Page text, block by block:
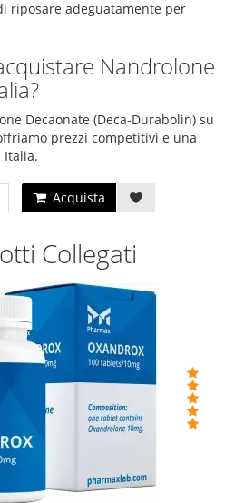
riposare adeguatamente per
Nandrolone
Decaonate (Deca-Durabolin) su
prezzi competitivi e una
Italia.
Acquista
Collegati